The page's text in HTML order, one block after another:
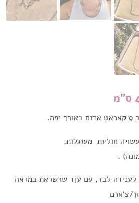
חוליות מעוגלות.
.
לבד, עם עןד שרשראת במראה